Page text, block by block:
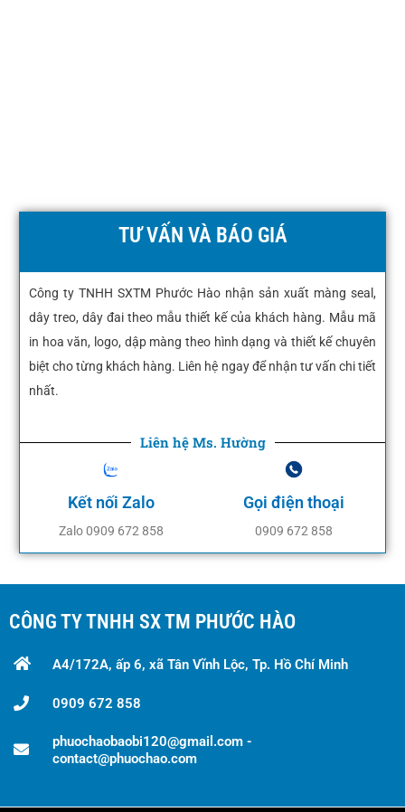
TƯ VẤN VÀ BÁO GIÁ
Công ty TNHH SXTM Phước Hào nhận sản xuất màng seal,
dây treo, dây đai theo mẫu thiết kế của khách hàng. Mẫu mã
in hoa văn, logo, dập màng theo hình dạng và thiết kế chuyên
biệt cho từng khách hàng. Liên hệ ngay để nhận tư vấn chi tiết
nhất.
Liên hệ Ms. Hường
Kết nối Zalo
Zalo 0909 672 858
Gọi điện thoại
0909 672 858
CÔNG TY TNHH SX TM PHƯỚC HÀO
A4/172A, ấp 6, xã Tân Vĩnh Lộc, Tp. Hồ Chí Minh
0909 672 858
phuochaobaobi120@gmail.com -
contact@phuochao.com